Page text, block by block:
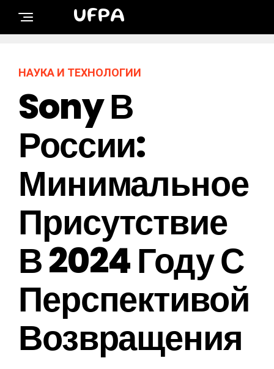
UFPA
НАУКА И ТЕХНОЛОГИИ
Sony В
России:
Минимальное
Присутствие
В 2024 Году С
Перспективой
Возвращения